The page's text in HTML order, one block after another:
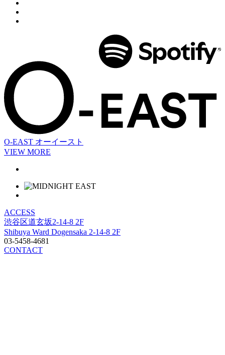
O-EAST オーイースト
VIEW MORE
ACCESS
渋谷区道玄坂2-14-8 2F
Shibuya Ward Dogensaka 2-14-8 2F
03-5458-4681
CONTACT